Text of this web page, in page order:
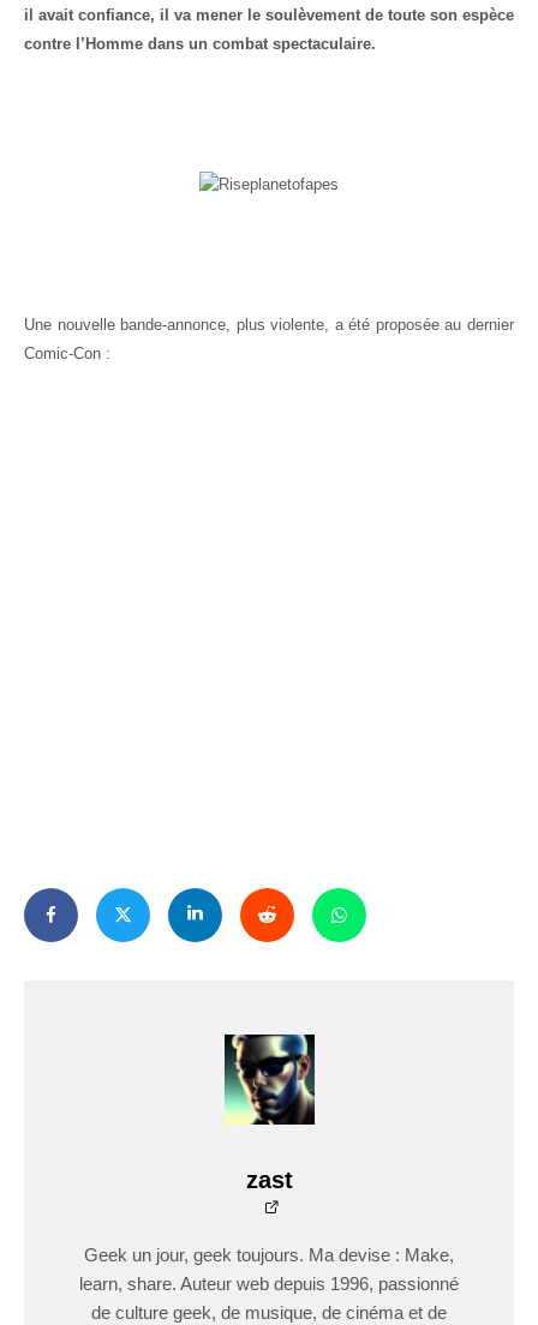
il avait confiance, il va mener le soulèvement de toute son espèce
contre l’Homme dans un combat spectaculaire.
Une nouvelle bande-annonce, plus violente, a été proposée au dernier
Comic-Con :
zast
Geek un jour, geek toujours. Ma devise : Make,
learn, share. Auteur web depuis 1996, passionné
de culture geek, de musique, de cinéma et de